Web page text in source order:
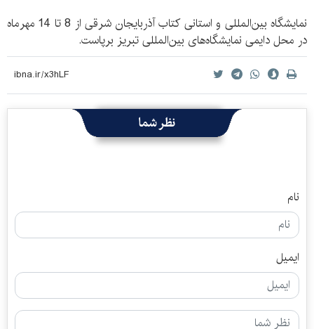
نمایشگاه بین‌المللی و استانی کتاب آذربایجان شرقی از 8 تا 14 مهرماه
در محل دایمی نمایشگاه‌های بین‌المللی تبریز برپاست.
نظر شما
نام
ایمیل